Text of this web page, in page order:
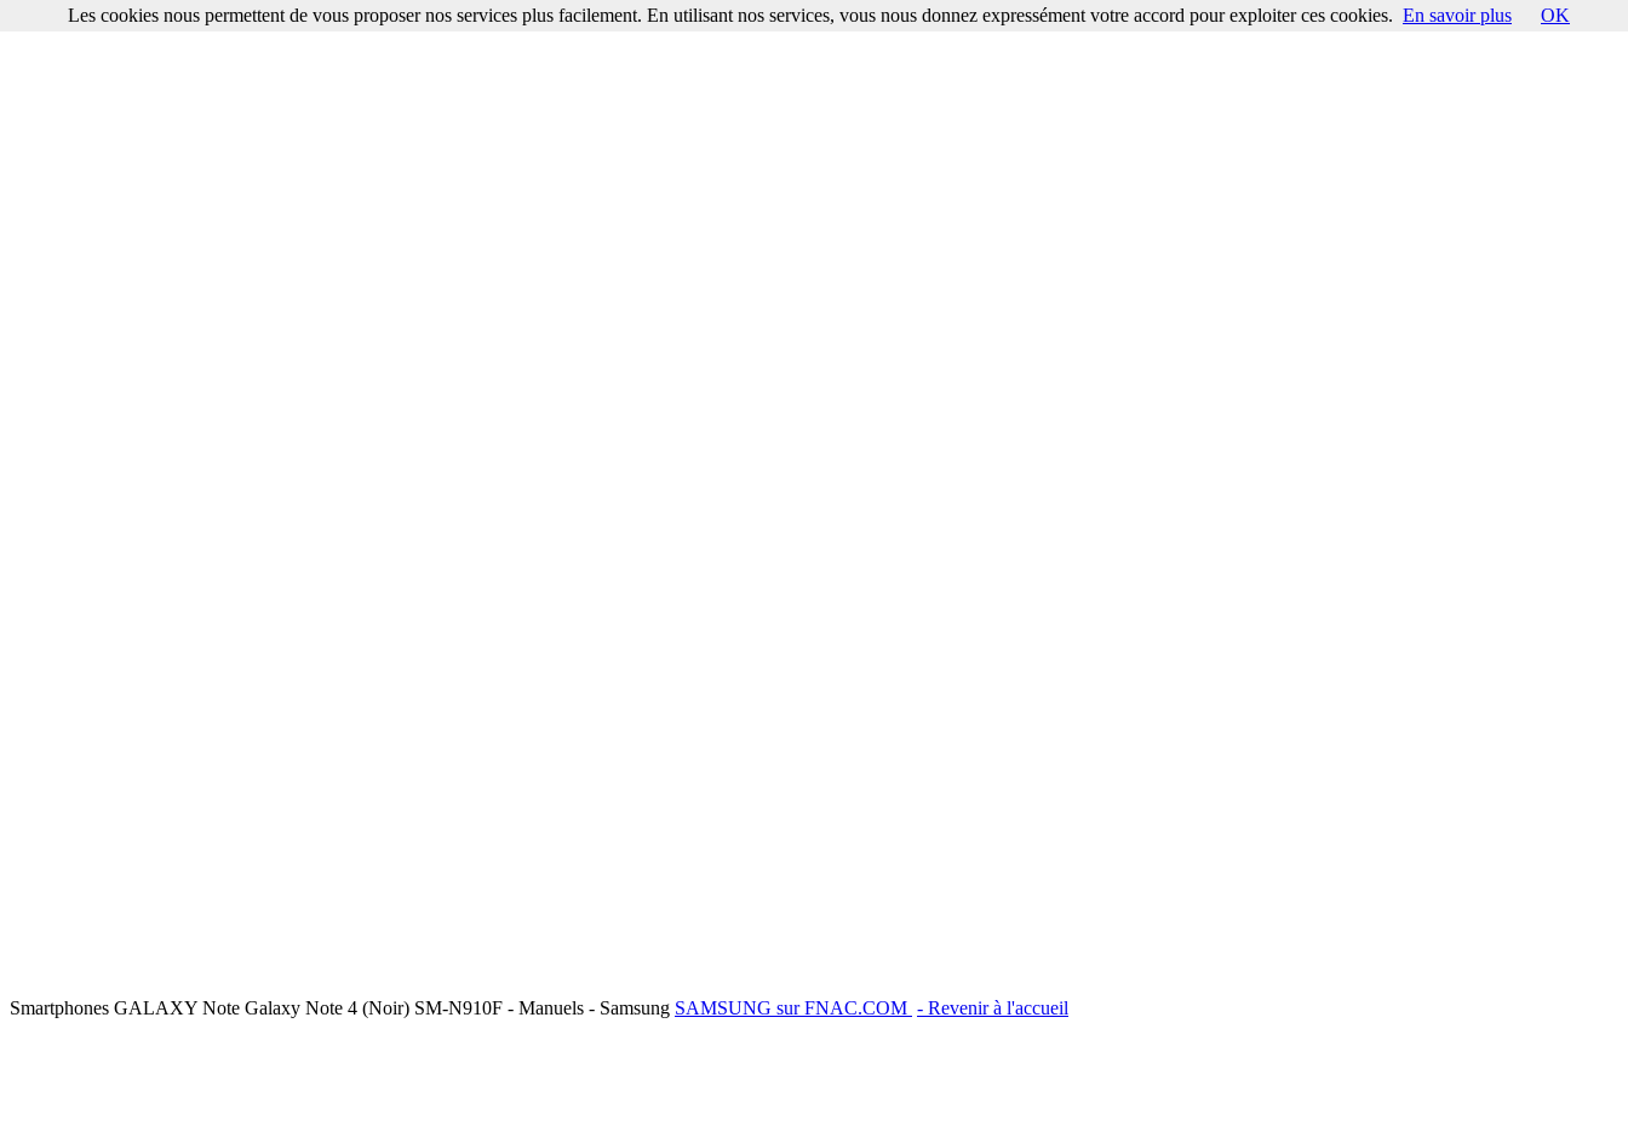
Smartphones GALAXY Note Galaxy Note 4 (Noir) SM-N910F - Manuels - Samsung SAMSUNG sur FNAC.COM - Revenir à l'accueil
Les cookies nous permettent de vous proposer nos services plus facilement. En utilisant nos services, vous nous donnez expressément votre accord pour exploiter ces cookies. En savoir plus OK